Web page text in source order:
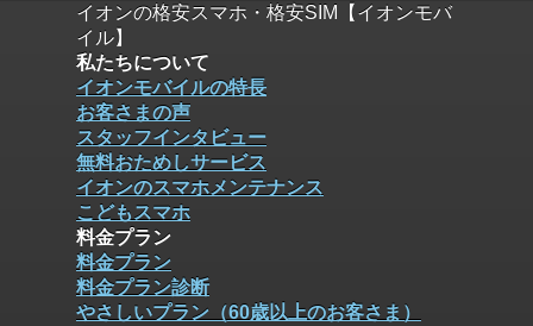
イオンの格安スマホ・格安SIM【イオンモバ
イル】
私たちについて
イオンモバイルの特長
お客さまの声
スタッフインタビュー
無料おためしサービス
イオンのスマホメンテナンス
こどもスマホ
料金プラン
料金プラン
料金プラン診断
やさしいプラン（60歳以上のお客さま）